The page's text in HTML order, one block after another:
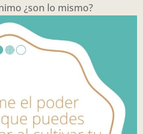
¿son lo mismo?